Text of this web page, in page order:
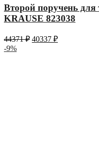
Второй поручень для
KRAUSE 823038
44371₽ 40337 ₽
-9%